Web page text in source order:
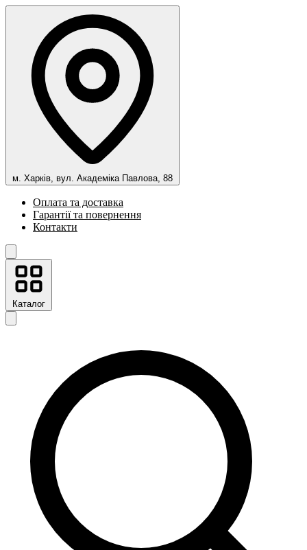
м. Харків, вул. Академіка Павлова, 88
Оплата та доставка
Гарантії та повернення
Контакти
Каталог